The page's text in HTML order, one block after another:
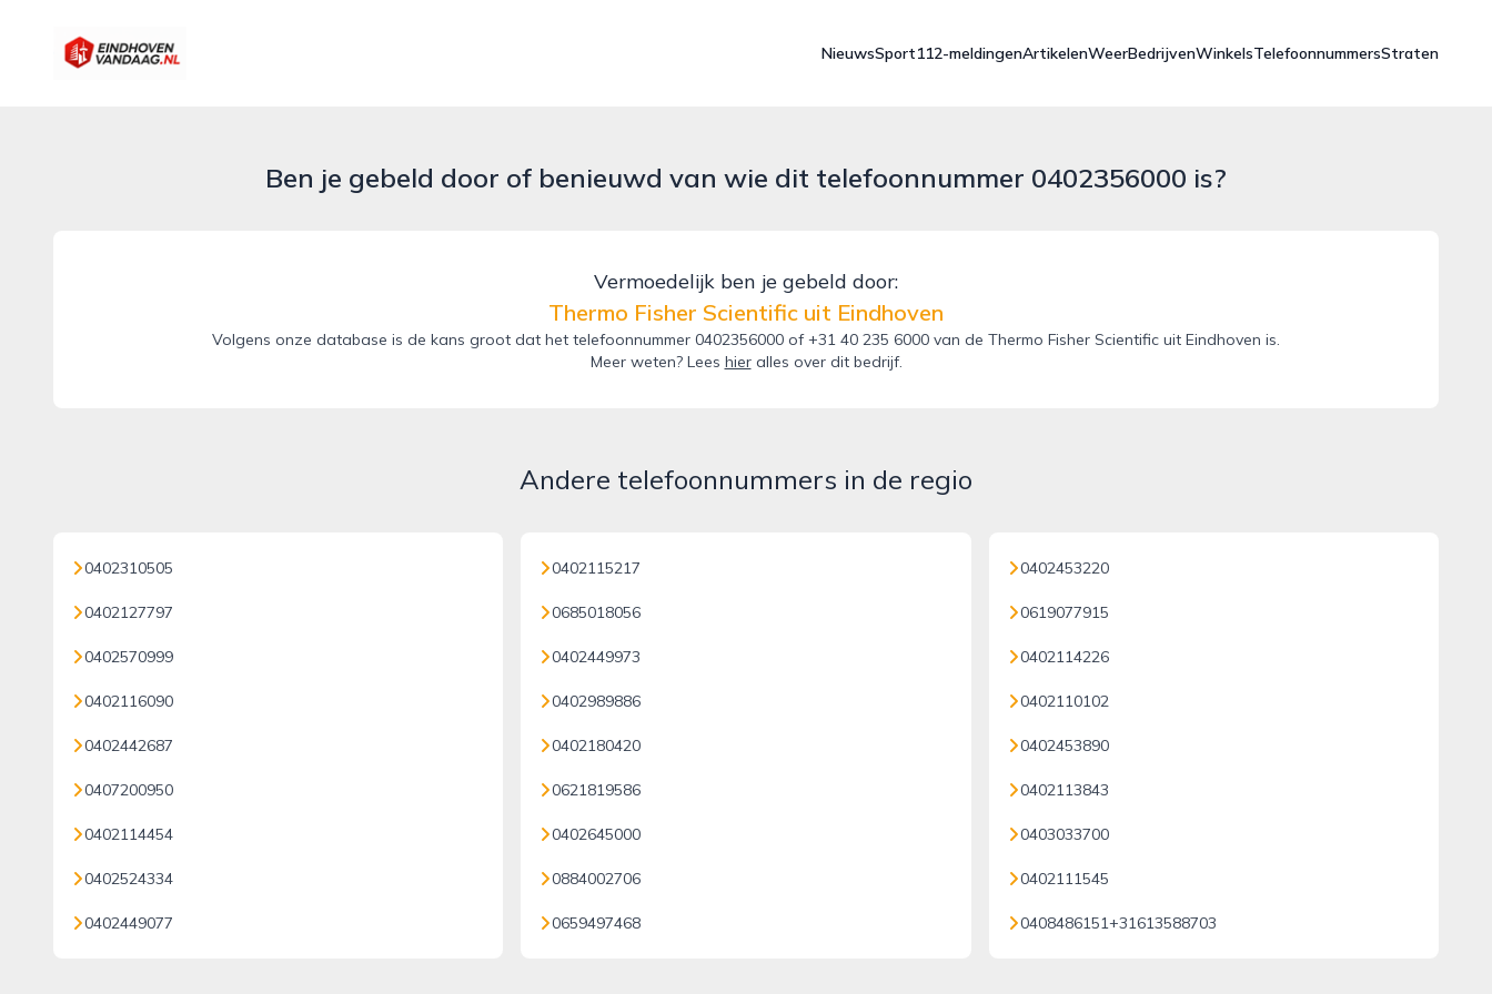
eindhovenvandaag.nl
NieuwsSport112-meldingenArtikelenWeerBedrijvenWinkelsTelefoonnummersStraten
Ben je gebeld door of benieuwd van wie dit telefoonnummer 0402356000 is?
Vermoedelijk ben je gebeld door:
Thermo Fisher Scientific uit Eindhoven
Volgens onze database is de kans groot dat het telefoonnummer 0402356000 of +31 40 235 6000 van de Thermo Fisher Scientific uit Eindhoven is.
Meer weten? Lees hieralles over dit bedrijf.
Andere telefoonnummers in de regio
0402310505
0402127797
0402570999
0402116090
0402442687
0407200950
0402114454
0402524334
0402449077
0402115217
0685018056
0402449973
0402989886
0402180420
0621819586
0402645000
0884002706
0659497468
0402453220
0619077915
0402114226
0402110102
0402453890
0402113843
0403033700
0402111545
0408486151+31613588703